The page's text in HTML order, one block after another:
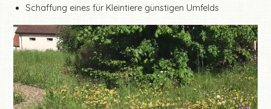
Schaffung eines für Kleintiere günstigen Umfelds